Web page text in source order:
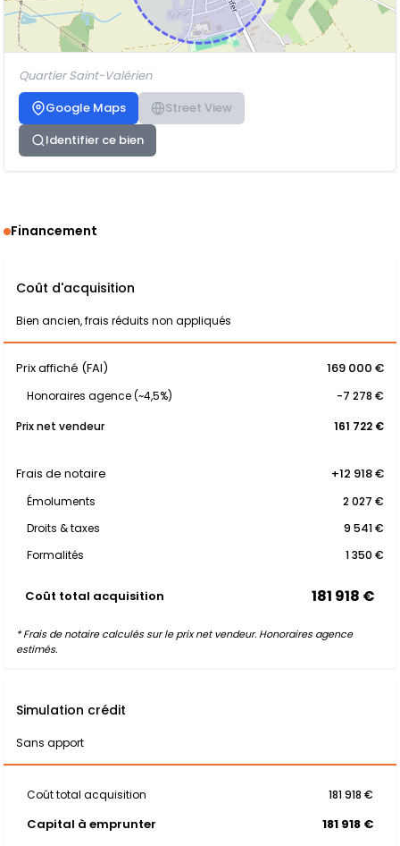
Quartier Saint-Valérien
Google Maps
Street View
Identifier ce bien
Financement
Coût d'acquisition
Bien ancien, frais réduits non appliqués
Prix affiché (FAI) 169 000 €
Honoraires agence (~4,5%)
-7 278 €
Prix net vendeur
161 722 €
Frais de notaire +12 918 €
Émoluments
2 027 €
Droits & taxes
9 541 €
Formalités
1 350 €
Coût total acquisition 181 918 €
* Frais de notaire calculés sur le prix net vendeur. Honoraires agence
estimés.
Simulation crédit
Sans apport
Coût total acquisition 181 918 €
Capital à emprunter 181 918 €